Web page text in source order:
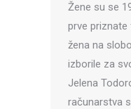
Žene su se
prve
žena na
izborile za
Jelena
računarstva